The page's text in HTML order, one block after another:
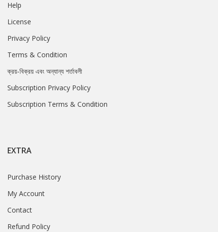
Help
License
Privacy Policy
Terms & Condition
ক্রয়-বিক্রয় এবং অন্যান্য শর্তাবলী
Subscription Privacy Policy
Subscription Terms & Condition
EXTRA
Purchase History
My Account
Contact
Refund Policy